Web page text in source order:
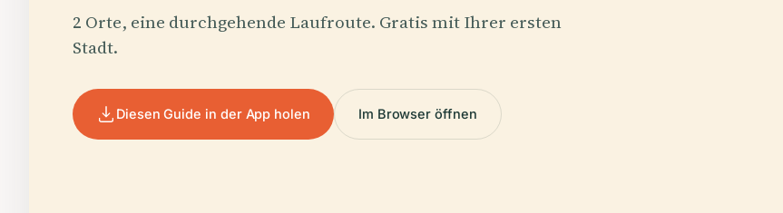
2 Orte, eine durchgehende Laufroute. Gratis mit Ihrer ersten
Stadt.
Diesen Guide in der App holen Im Browser öffnen